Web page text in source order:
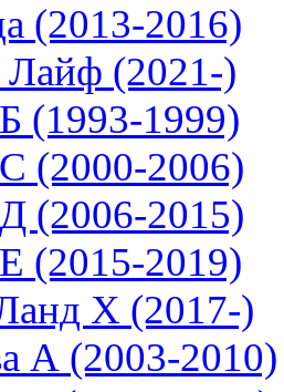
(2013-2016)
(2021-)
(1993-1999)
(2000-2006)
(2006-2015)
(2015-2019)
X (2017-)
А (2003-2010)